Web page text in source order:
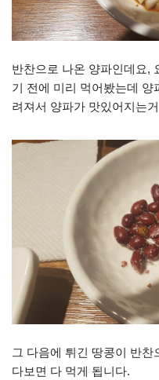
반찬으로 나온 양파인데요,
기 전에 미리 먹어봤는데
려져서 양파가 맛있어지는
그 다음에 튀긴 땅콩이 반
다보면 다 먹게 됩니다.